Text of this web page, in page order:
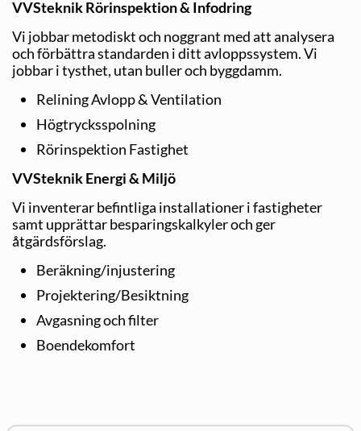
VVSteknik Rörinspektion & Infodring
Vi jobbar metodiskt och noggrant med att analysera
och förbättra standarden i ditt avloppssystem. Vi
jobbar i tysthet, utan buller och byggdamm.
Relining Avlopp & Ventilation
Högtrycksspolning
Rörinspektion Fastighet
VVSteknik Energi & Miljö
Vi inventerar befintliga installationer i fastigheter
samt upprättar besparingskalkyler och ger
åtgärdsförslag.
Beräkning/injustering
Projektering/Besiktning
Avgasning och filter
Boendekomfort